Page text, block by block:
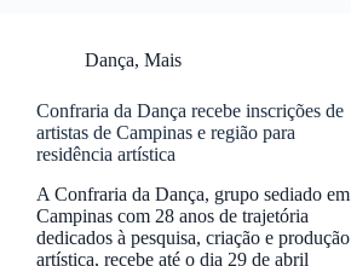
Dança, Mais
Confraria da Dança recebe inscrições de
artistas de Campinas e região para
residência artística
A Confraria da Dança, grupo sediado em
Campinas com 28 anos de trajetória
dedicados à pesquisa, criação e produção
artística, recebe até o dia 29 de abril